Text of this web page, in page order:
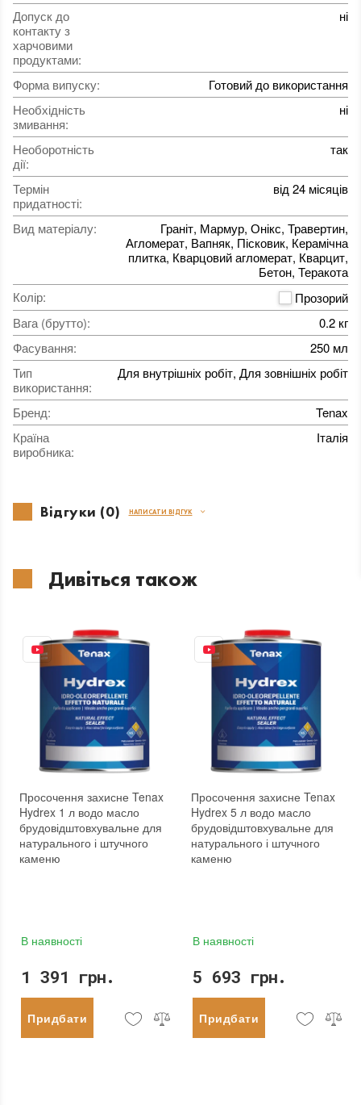
Допуск до
контакту з
харчовими
продуктами:
ні
Форма випуску:
Готовий до використання
Необхідність
змивання:
ні
Необоротність
дії:
так
Термін
придатності:
від 24 місяців
Вид матеріалу:
Граніт, Мармур, Онікс, Травертин,
Агломерат, Вапняк, Пісковик, Керамічна
плитка, Кварцовий агломерат, Кварцит,
Бетон, Теракота
Колір:
Прозорий
Вага (брутто):
0.2 кг
Фасування:
250 мл
Тип
використання:
Для внутрішніх робіт, Для зовнішніх робіт
Бренд:
Tenax
Країна
виробника:
Італія
Відгуки (0) НАПИСАТИ ВІДГУК
Дивіться також
Просочення захисне Tenax
Hydrex 1 л водо масло
брудовідштовхувальне для
натурального і штучного
каменю
В наявності
1 391 грн.
Придбати
Просочення захисне Tenax
Hydrex 5 л водо масло
брудовідштовхувальне для
натурального і штучного
каменю
В наявності
5 693 грн.
Придбати